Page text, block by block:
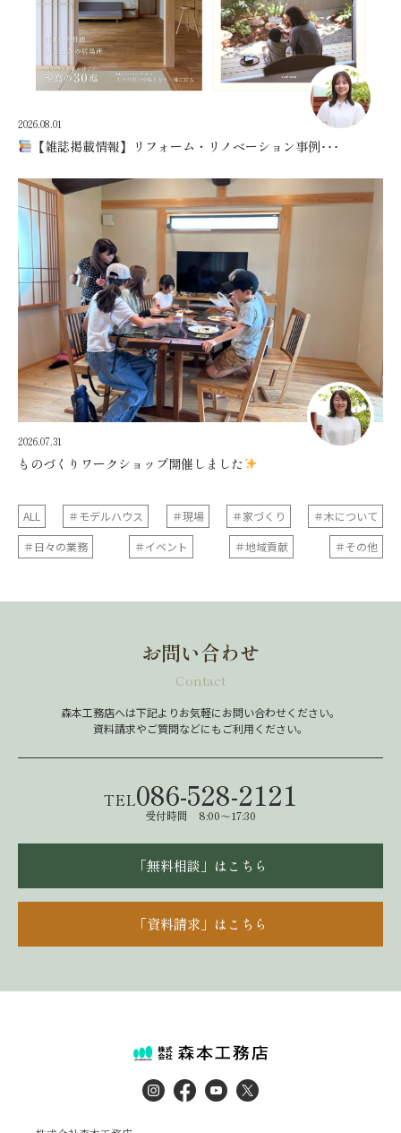
2026.08.01
【雑誌掲載情報】リフォーム・リノベーション事例･･･
2026.07.31
ものづくりワークショップ開催しました
ALL ＃モデルハウス ＃現場 ＃家づくり
＃木について
＃日々の業務
＃イベント ＃地域貢献 ＃その他
お問い合わせ
Contact
森本工務店へは下記よりお気軽にお問い合わせください。
資料請求やご質問などにもご利用ください。
TEL086-528-2121
受付時間 8:00～17:30
「無料相談」はこちら
「資料請求」はこちら